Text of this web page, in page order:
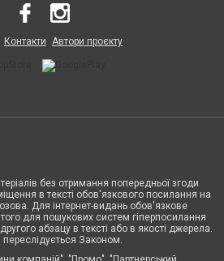
Контакти Автори проєкту
без отримання попередньої згоди
в тексті обов'язкового посилання на
Для інтернет-видань обов'язкове
для пошукових систем гіперпосилання
абзацу в тексті або в якості джерела.
Законом.